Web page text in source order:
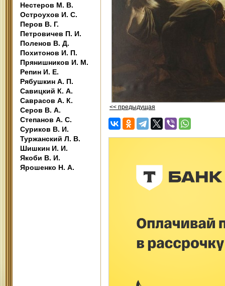
Нестеров М. В.
Остроухов И. С.
Перов В. Г.
Петровичев П. И.
Поленов В. Д.
Похитонов И. П.
Прянишников И. М.
Репин И. Е.
Рябушкин А. П.
Савицкий К. А.
Саврасов А. К.
Серов В. А.
Степанов А. С.
Суриков В. И.
Туржанский Л. В.
Шишкин И. И.
Якоби В. И.
Ярошенко Н. А.
<< предыдущая